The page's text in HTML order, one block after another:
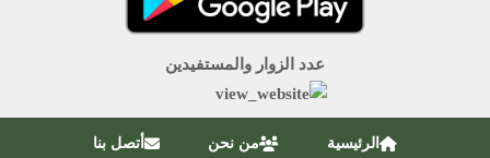
عدد الزوار والمستفيدين
الرئيسية من نحن أتصل بنا